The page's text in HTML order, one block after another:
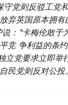
党则反驳工党
弃英国原本拥
："卡梅伦敢于
竞 争利益的条
党要求立即举
民党则反对公投。